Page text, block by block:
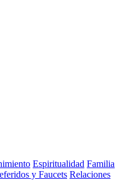
Espiritualidad Familia
y Faucets Relaciones